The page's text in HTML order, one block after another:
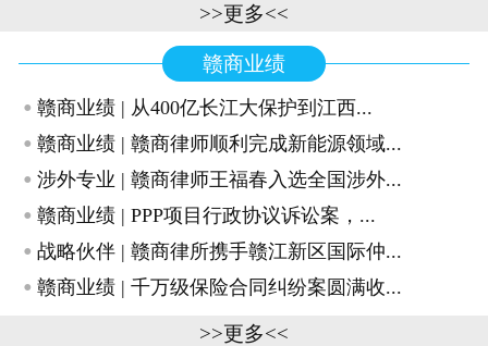
>>更多<<
赣商业绩
· 赣商业绩 | 从400亿长江大保护到江西...
· 赣商业绩 | 赣商律师顺利完成新能源领域...
· 涉外专业 | 赣商律师王福春入选全国涉外...
· 赣商业绩 | PPP项目行政协议诉讼案，...
· 战略伙伴 | 赣商律所携手赣江新区国际仲...
· 赣商业绩 | 千万级保险合同纠纷案圆满收...
>>更多<<